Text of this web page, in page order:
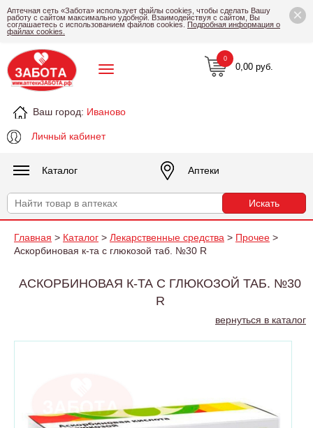
×
Аптечная сеть «Забота» использует файлы cookies, чтобы сделать Вашу
работу с сайтом максимально удобной. Взаимодействуя с сайтом, Вы
соглашаетесь с использованием файлов cookies. Подробная информация о
файлах cookies.
Ваш город: Иваново
Личный кабинет
0,00 руб.
0
Каталог Аптеки
Главная > Каталог > Лекарственные средства > Прочее >
Аскорбиновая к-та с глюкозой таб. №30 R
АСКОРБИНОВАЯ К-ТА С ГЛЮКОЗОЙ ТАБ. №30
R
вернуться в каталог